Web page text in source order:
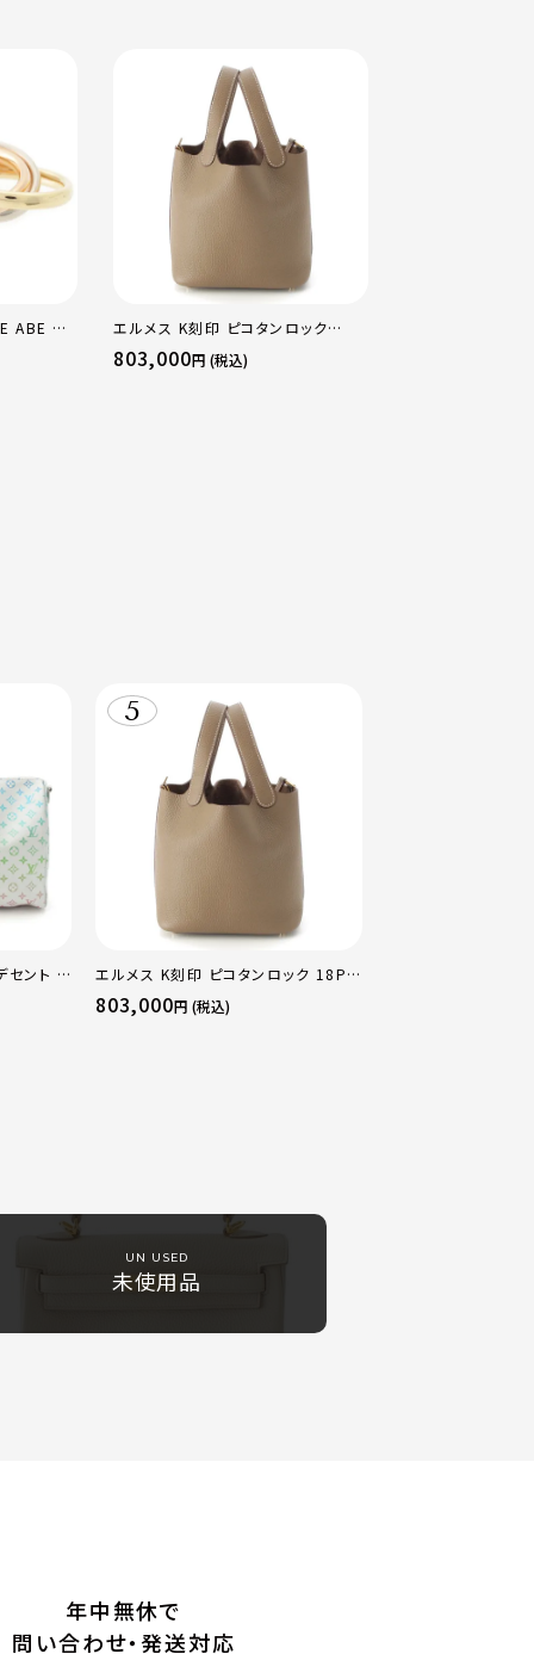
ABE OF
チカラー
エルメス K刻印 ピコタンロック
18PM トリヨン ハンドバッグ ゴール
ド金具 エトゥープ
803,000円 (税込)
セント キ
ンバッ
エルメス K刻印 ピコタンロック 18PM
トリヨン ハンドバッグ ゴールド金具 エ
トゥープ
803,000円 (税込)
UN USED
未使用品
年中無休で
問い合わせ・発送対応